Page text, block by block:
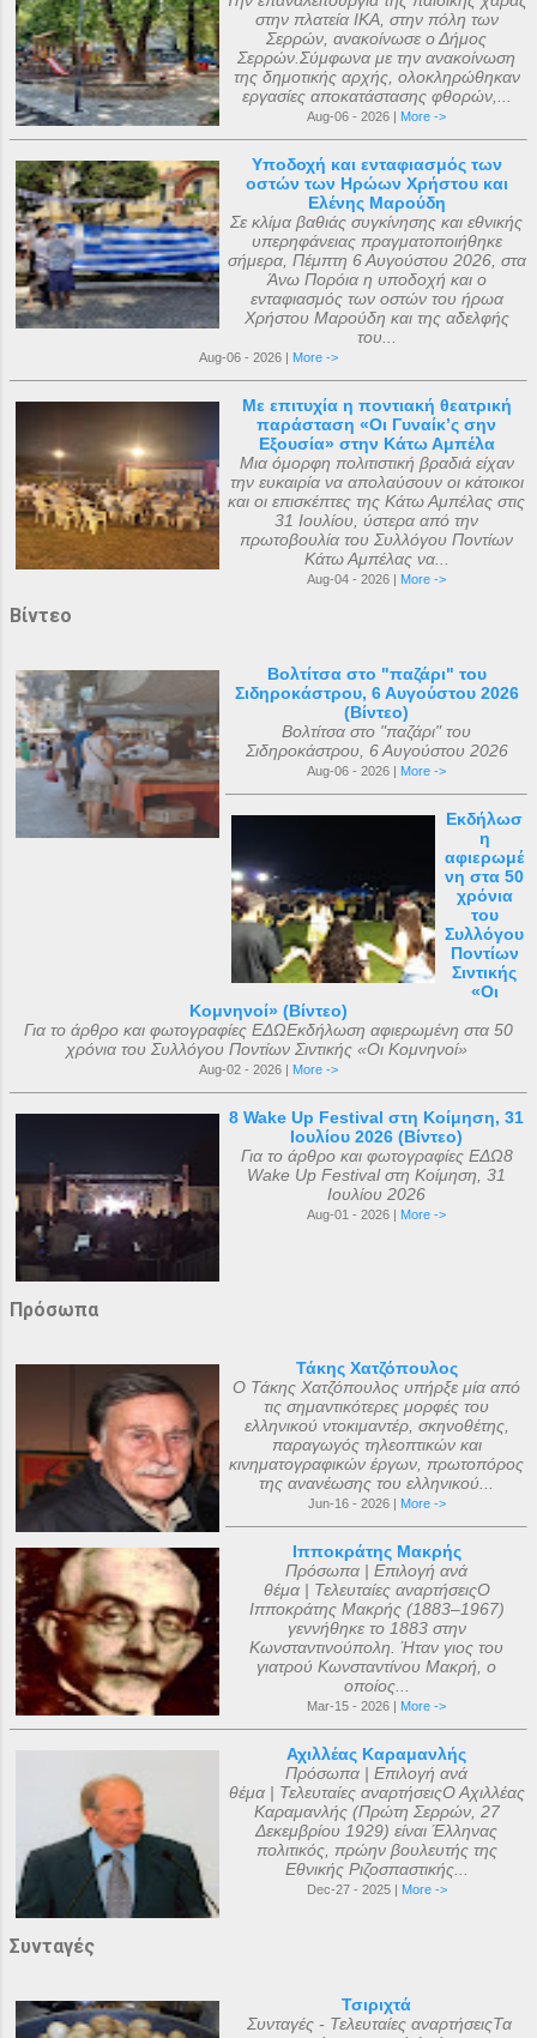
στην πλατεία ΙΚΑ, στην πόλη των
Σερρών, ανακοίνωσε ο Δήμος
Σερρών.Σύμφωνα με την ανακοίνωση
της δημοτικής αρχής, ολοκληρώθηκαν
εργασίες αποκατάστασης φθορών,...
Aug-06 - 2026 | More ->
Υποδοχή και ενταφιασμός των
οστών των Ηρώων Χρήστου και
Ελένης Μαρούδη
Σε κλίμα βαθιάς συγκίνησης και εθνικής
υπερηφάνειας πραγματοποιήθηκε
σήμερα, Πέμπτη 6 Αυγούστου 2026, στα
Άνω Πορόια η υποδοχή και ο
ενταφιασμός των οστών του ήρωα
Χρήστου Μαρούδη και της αδελφής
του...
Aug-06 - 2026 | More ->
Με επιτυχία η ποντιακή θεατρική
παράσταση «Οι Γυναίκ’ς σην
Εξουσία» στην Κάτω Αμπέλα
Μια όμορφη πολιτιστική βραδιά είχαν
την ευκαιρία να απολαύσουν οι κάτοικοι
και οι επισκέπτες της Κάτω Αμπέλας στις
31 Ιουλίου, ύστερα από την
πρωτοβουλία του Συλλόγου Ποντίων
Κάτω Αμπέλας να...
Aug-04 - 2026 | More ->
Βίντεο
Βολτίτσα στο "παζάρι" του
Σιδηροκάστρου, 6 Αυγούστου 2026
(Βίντεο)
Βολτίτσα στο "παζάρι" του
Σιδηροκάστρου, 6 Αυγούστου 2026
Aug-06 - 2026 | More ->
Εκδήλωσ
η
αφιερωμέ
νη στα 50
χρόνια
του
Συλλόγου
Ποντίων
Σιντικής
«Οι
Κομνηνοί» (Βίντεο)
Για το άρθρο και φωτογραφίες ΕΔΩΕκδήλωση αφιερωμένη στα 50
χρόνια του Συλλόγου Ποντίων Σιντικής «Οι Κομνηνοί»
Aug-02 - 2026 | More ->
8 Wake Up Festival στη Κοίμηση, 31
Ιουλίου 2026 (Βίντεο)
Για το άρθρο και φωτογραφίες ΕΔΩ8
Wake Up Festival στη Κοίμηση, 31
Ιουλίου 2026
Aug-01 - 2026 | More ->
Πρόσωπα
Τάκης Χατζόπουλος
Ο Τάκης Χατζόπουλος υπήρξε μία από
τις σημαντικότερες μορφές του
ελληνικού ντοκιμαντέρ, σκηνοθέτης,
παραγωγός τηλεοπτικών και
κινηματογραφικών έργων, πρωτοπόρος
της ανανέωσης του ελληνικού...
Jun-16 - 2026 | More ->
Ιπποκράτης Μακρής
Πρόσωπα | Επιλογή ανά
θέμα | Τελευταίες αναρτήσειςΟ
Ιπποκράτης Μακρής (1883–1967)
γεννήθηκε το 1883 στην
Κωνσταντινούπολη. Ήταν γιος του
γιατρού Κωνσταντίνου Μακρή, ο
οποίος...
Mar-15 - 2026 | More ->
Αχιλλέας Καραμανλής
Πρόσωπα | Επιλογή ανά
θέμα | Τελευταίες αναρτήσειςΟ Αχιλλέας
Καραμανλής (Πρώτη Σερρών, 27
Δεκεμβρίου 1929) είναι Έλληνας
πολιτικός, πρώην βουλευτής της
Εθνικής Ριζοσπαστικής...
Dec-27 - 2025 | More ->
Συνταγές
Τσιριχτά
Συνταγές - Τελευταίες αναρτήσειςΤα